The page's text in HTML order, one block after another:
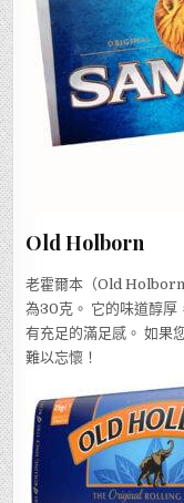
Old Holborn
老霍爾本（Old
為30克。 它的味道醇厚
有充足的滿足感。 如果
難以忘懷！